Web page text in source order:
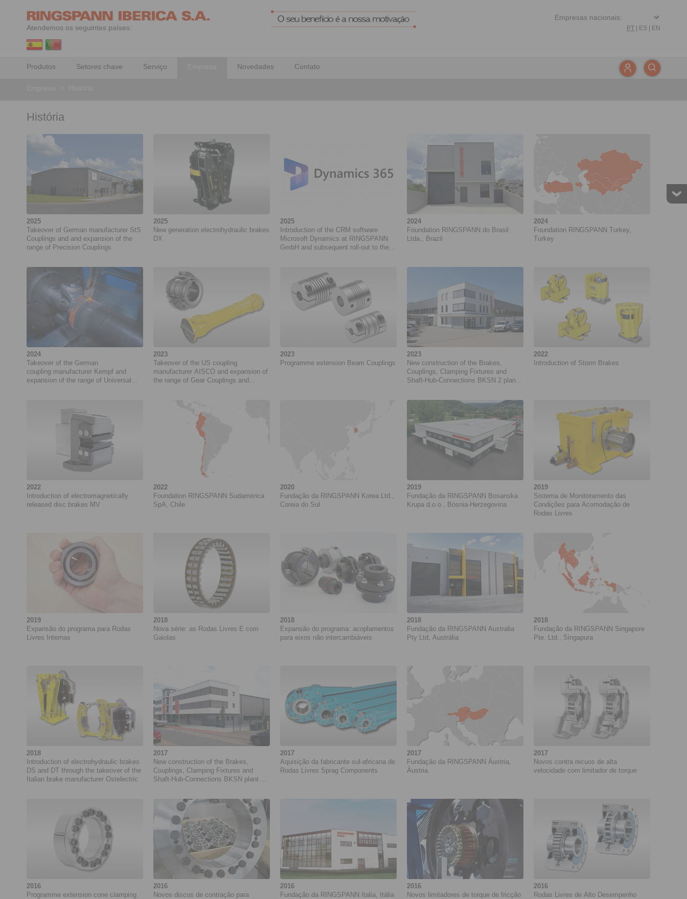
Atendemos os seguintes países: PT ES EN
Produtos Setores chave Serviço Novedades Contato
História
2025
Takeover of German manufacturer StS
Couplings and and expansion of the
range of Precision Couplings
2025
New generation electrohydraulic brakes
DX
2025
Introduction of the CRM software
Microsoft Dynamics at RINGSPANN
GmbH and subsequent roll-out to the
2024
Foundation RINGSPANN do Brasil
Ltda., Brazil
2024
Foundation RINGSPANN Turkey,
Turkey
2024
Takeover of the German
coupling manufacturer Kempf and
expansion of the range of Universal
2023
Takeover of the US coupling
manufacturer AISCO and expansion of
the range of Gear Couplings and
2023
Programme extension Beam Couplings
2023
New construction of the Brakes,
Couplings, Clamping Fixtures and
Shaft-Hub-Connections BKSN 2 plant
2022
Introduction of Storm Brakes
2022
Introduction of electromagnetically
released disc brakes MV
2022
Foundation RINGSPANN Sudamérica
SpA, Chile
2020
Fundação da RINGSPANN Korea Ltd.,
Coreia do Sul
2019
Fundação da RINGSPANN Bosanska
Krupa d.o.o., Bósnia-Herzegovina
2019
Sistema de Monitoramento das
Condições para Acomodação de
Rodas Livres
2019
Expansão do programa para Rodas
Livres Internas
2018
Nova série: as Rodas Livres E com
Gaiolas
2018
Expansão do programa: acoplamentos
para eixos não intercambiáveis
2018
Fundação da RINGSPANN Australia
Pty Ltd, Austrália
2018
Fundação da RINGSPANN Singapore
Pte. Ltd., Singapura
2018
Introduction of electrohydraulic brakes
DS and DT through the takeover of the
Italian brake manufacturer Ostelectric
2017
New construction of the Brakes,
Couplings, Clamping Fixtures and
Shaft-Hub-Connections BKSN plant at
2017
Aquisição da fabricante sul-africana de
Rodas Livres Sprag Components
2017
Fundação da RINGSPANN Áustria,
Áustria
2017
Novos contra recuos de alta
velocidade com limitador de torque
2016
Programme extension cone clamping
2016
Novos discos de contração para
2016
Fundação da RINGSPANN Italia, Itália
2016
Novos limitadores de torque de fricção
2016
Rodas Livres de Alto Desempenho